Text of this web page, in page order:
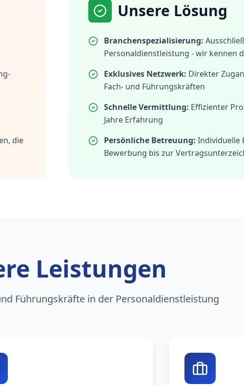
die
Unsere Lösung
Branchenspezialisierung:
Personaldienstleistung - wir kennen
Exklusives Netzwerk: Direkter
Fach- und Führungskräften
Schnelle Vermittlung: Effizienter
Jahre Erfahrung
Persönliche Betreuung: Individuelle
Bewerbung bis zur
Leistungen
Führungskräfte in der Personaldienstleistung